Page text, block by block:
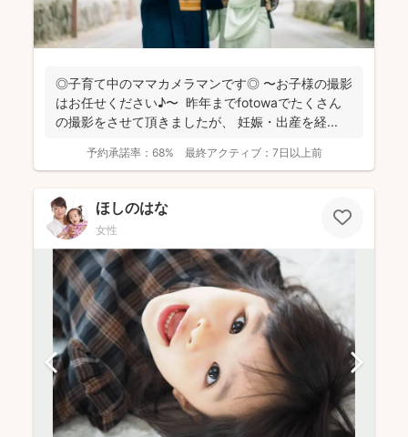
◎子育て中のママカメラマンです◎ 〜お子様の撮影
はお任せください♪〜 昨年までfotowaでたくさん
の撮影をさせて頂きましたが、 妊娠・出産を経...
予約承諾率： 68% 最終アクティブ： 7日以上前
ほしのはな
女性